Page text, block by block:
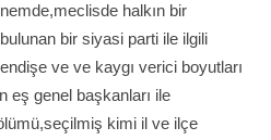
halkın bir
bir siyasi parti ile ilgili
ve ve kaygı verici boyutları
eş genel başkanları ile
kimi il ve ilçe